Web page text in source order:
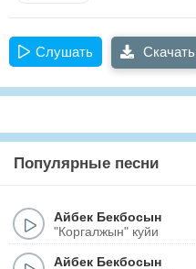
Слушать Скачать
Популярные песни
Айбек Бекбосын
"Коргалжын" куйи
Айбек Бекбосын